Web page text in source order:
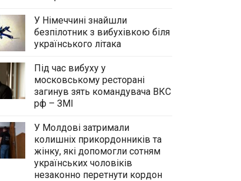
У Німеччині знайшли
безпілотник з вибухівкою біля
українського літака
Під час вибуху у
московському ресторані
загинув зять командувача ВКС
рф – ЗМІ
У Молдові затримали
колишніх прикордонників та
жінку, які допомогли сотням
українських чоловіків
незаконно перетнути кордон